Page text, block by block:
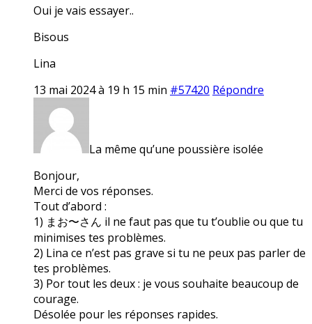
Oui je vais essayer..
Bisous
Lina
13 mai 2024 à 19 h 15 min #57420 Répondre
La même qu’une poussière isolée
Bonjour,
Merci de vos réponses.
Tout d’abord :
1) まお〜さん il ne faut pas que tu t’oublie ou que tu
minimises tes problèmes.
2) Lina ce n’est pas grave si tu ne peux pas parler de
tes problèmes.
3) Por tout les deux : je vous souhaite beaucoup de
courage.
Désolée pour les réponses rapides.